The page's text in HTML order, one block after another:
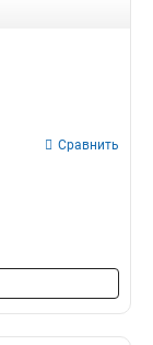
Сравнить